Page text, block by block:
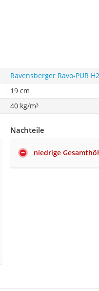
Ravensberger Ravo-PUR H2
19 cm
40 kg/m³
Nachteile
niedrige